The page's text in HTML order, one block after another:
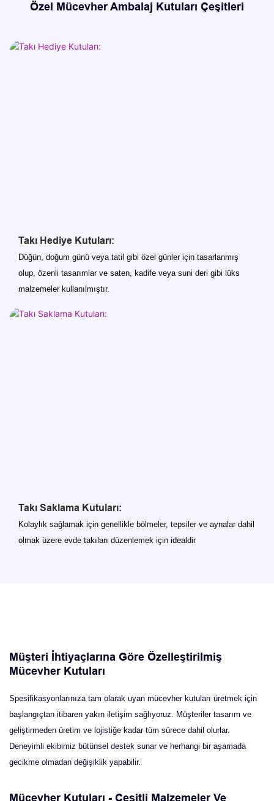
Takı Hediye Kutuları:
Düğün, doğum günü veya tatil gibi özel günler için tasarlanmış
olup, özenli tasarımlar ve saten, kadife veya suni deri gibi lüks
malzemeler kullanılmıştır.
Takı Saklama Kutuları:
Kolaylık sağlamak için genellikle bölmeler, tepsiler ve aynalar dahil
olmak üzere evde takıları düzenlemek için idealdir
Müşteri İhtiyaçlarına Göre Özelleştirilmiş
Mücevher Kutuları
Spesifikasyonlarınıza tam olarak uyan mücevher kutuları üretmek için
başlangıçtan itibaren yakın iletişim sağlıyoruz. Müşteriler tasarım ve
geliştirmeden üretim ve lojistiğe kadar tüm sürece dahil olurlar.
Deneyimli ekibimiz bütünsel destek sunar ve herhangi bir aşamada
gecikme olmadan değişiklik yapabilir.
Mücevher Kutuları - Çeşitli Malzemeler Ve